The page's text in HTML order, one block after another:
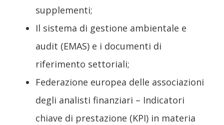
supplementi;
Il sistema di gestione ambientale e
audit (EMAS) e i documenti di
riferimento settoriali;
Federazione europea delle associazioni
degli analisti finanziari – Indicatori
chiave di prestazione (KPI) in materia